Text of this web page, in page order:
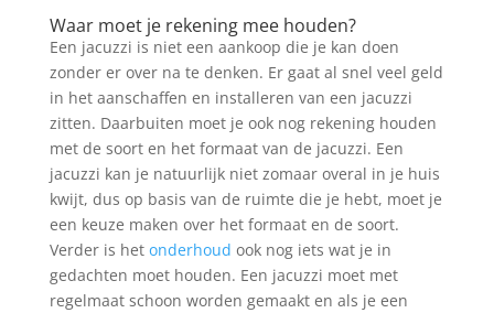
Waar moet je rekening mee houden?
Een jacuzzi is niet een aankoop die je kan doen
zonder er over na te denken. Er gaat al snel veel geld
in het aanschaffen en installeren van een jacuzzi
zitten. Daarbuiten moet je ook nog rekening houden
met de soort en het formaat van de jacuzzi. Een
jacuzzi kan je natuurlijk niet zomaar overal in je huis
kwijt, dus op basis van de ruimte die je hebt, moet je
een keuze maken over het formaat en de soort.
Verder is het onderhoud ook nog iets wat je in
gedachten moet houden. Een jacuzzi moet met
regelmaat schoon worden gemaakt en als je een